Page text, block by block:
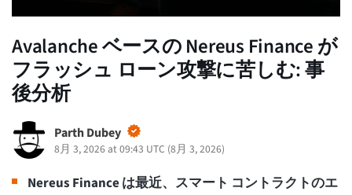
Avalanche ベースの Nereus Finance が
フラッシュ ローン攻撃に苦しむ: 事
後分析
Parth Dubey
8月 3, 2026 at 09:43 UTC (8月 3, 2026)
Nereus Finance は最近、スマート コントラクトのエ